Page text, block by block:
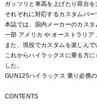
ガッツリと車高を上げたり荷台を
それぞれに対応するカスタムパー
本誌では、国内メーカーのカスタ
一部 アメリカ や オーストラリア
また、現役でカスタムを楽しんで
これからハイラックスに乗る方
した。
GUN125ハイラックス 乗り必携
CONTENTS